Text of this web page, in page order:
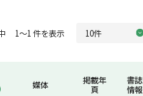
1～1 件を表示
媒体
掲載年
頁
書誌
情報